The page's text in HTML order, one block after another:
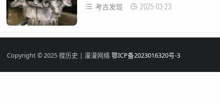
考古发现 2025-03-23
Copyright © 2025 搜历史 | 漫漫网络 鄂ICP备2023016320号-3